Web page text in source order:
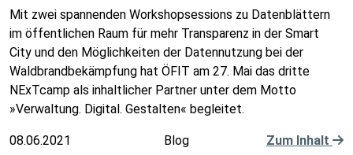
Mit zwei spannenden Workshopsessions zu Datenblättern
im öffentlichen Raum für mehr Transparenz in der Smart
City und den Möglichkeiten der Datennutzung bei der
Waldbrandbekämpfung hat ÖFIT am 27. Mai das dritte
NExTcamp als inhaltlicher Partner unter dem Motto
»Verwaltung. Digital. Gestalten« begleitet.
08.06.2021 Blog Zum Inhalt